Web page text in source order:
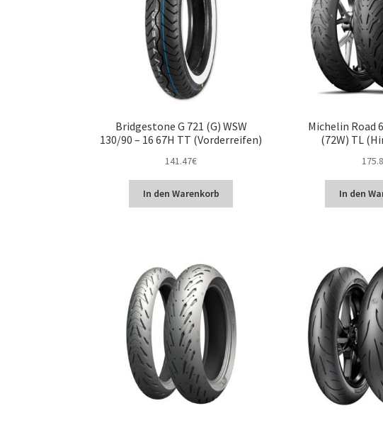
Bridgestone G 721 (G) WSW
130/90 – 16 67H TT (Vorderreifen)
141.47€
In den Warenkorb
Michelin Road
(72W) TL
In den